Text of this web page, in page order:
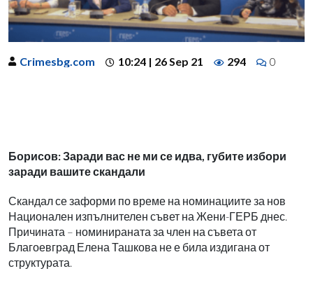
Crimesbg.com 10:24 | 26 Sep 21 294 0
Борисов: Заради вас не ми се идва, губите избори
заради вашите скандали
Скандал се заформи по време на номинациите за нов
Национален изпълнителен съвет на Жени-ГЕРБ днес.
Причината – номинираната за член на съвета от
Благоевград Елена Ташкова не е била издигана от
структурата.